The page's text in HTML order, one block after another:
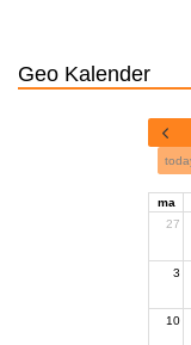
Geo Kalender
ma
27
3
10